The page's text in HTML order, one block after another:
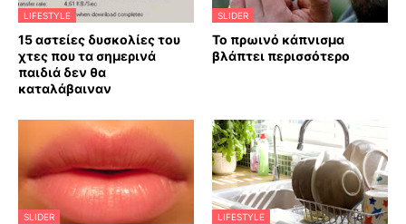
LIFESTYLE
15 αστείες δυσκολίες του
χτες που τα σημερινά
παιδιά δεν θα
καταλάβαιναν
SLIDER
Το πρωινό κάπνισμα
βλάπτει περισσότερο
SLIDER LIFESTYLE